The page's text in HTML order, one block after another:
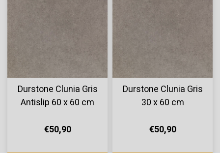
Durstone Clunia Gris
Antislip 60 x 60 cm
€50,90
Durstone Clunia Gris
30 x 60 cm
€50,90